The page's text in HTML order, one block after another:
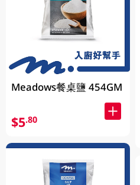
Meadows餐桌鹽 454GM
$5.80